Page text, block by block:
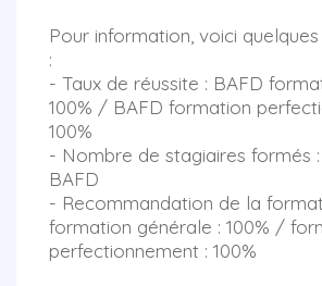
Pour information, voici
:
- Taux de réussite : BAFD
100% / BAFD formation
100%
- Nombre de stagiaires formés
BAFD
- Recommandation de la
formation générale : 100% /
perfectionnement : 100%